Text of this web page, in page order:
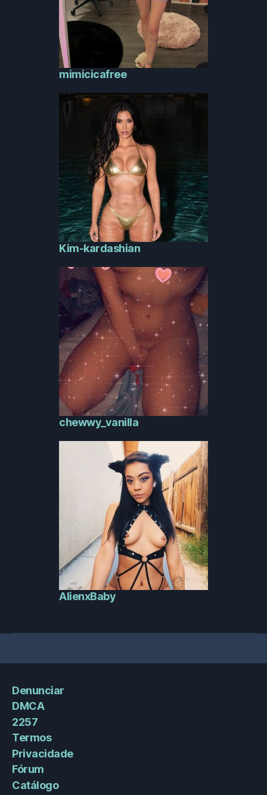
mimicicafree
Kim-kardashian
chewwy_vanilla
AlienxBaby
Denunciar
DMCA
2257
Termos
Privacidade
Fórum
Catálogo